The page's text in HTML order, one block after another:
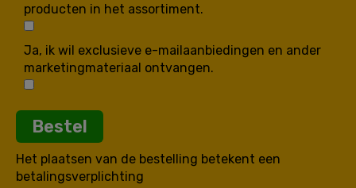
producten in het assortiment.
Ja, ik wil exclusieve e-mailaanbiedingen en ander
marketingmateriaal ontvangen.
Bestel
Het plaatsen van de bestelling betekent een
betalingsverplichting